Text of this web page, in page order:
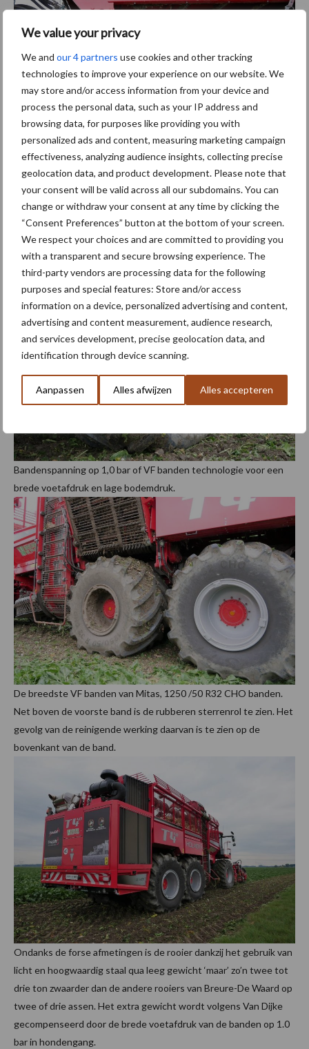
We value your privacy
We and our 4 partners use cookies and other tracking
technologies to improve your experience on our website. We
may store and/or access information from your device and
process the personal data, such as your IP address and
browsing data, for purposes like providing you with
personalized ads and content, measuring marketing campaign
effectiveness, analyzing audience insights, collecting precise
geolocation data, and product development. Please note that
your consent will be valid across all our subdomains. You can
change or withdraw your consent at any time by clicking the
“Consent Preferences” button at the bottom of your screen.
We respect your choices and are committed to providing you
with a transparent and secure browsing experience. The
third-party vendors are processing data for the following
purposes and special features: Store and/or access
information on a device, personalized advertising and content,
advertising and content measurement, audience research,
and services development, precise geolocation data, and
identification through device scanning.
Aanpassen Alles afwijzen Alles accepteren
De bietenstroom maakt een S-bocht door de drie
reinigingszonnen wat de intensiteit van de reiniging ten goede
komt. De hoogte van de veerrekken is hydraulisch instelbaar. De
biggenstaarten veren zijn erg buigzaam maar hebben een lange
Bandenspanning op 1,0 bar of VF banden technologie voor een
brede voetafdruk en lage bodemdruk.
De breedste VF banden van Mitas, 1250 /50 R32 CHO banden.
Net boven de voorste band is de rubberen sterrenrol te zien. Het
gevolg van de reinigende werking daarvan is te zien op de
bovenkant van de band.
Ondanks de forse afmetingen is de rooier dankzij het gebruik van
licht en hoogwaardig staal qua leeg gewicht ‘maar’ zo’n twee tot
drie ton zwaarder dan de andere rooiers van Breure-De Waard op
twee of drie assen. Het extra gewicht wordt volgens Van Dijke
gecompenseerd door de brede voetafdruk van de banden op 1.0
bar in hondengang.